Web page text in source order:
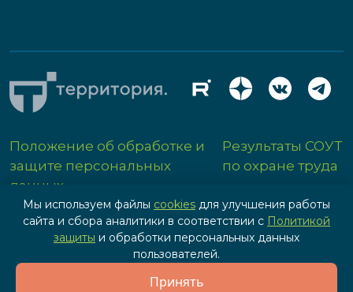
Положение об обработке и
защите персональных
данных
Результаты СОУТ
по охране труда
Разработка сайта - IPG
Мы используем файлы cookies для улучшения работы
сайта и сбора аналитики в соответствии с Политикой
защиты и обработки персональных данных
пользователей.
Принять